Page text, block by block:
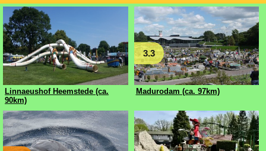
Linnaeushof Heemstede (ca.
90km)
3.3
Madurodam (ca. 97km)